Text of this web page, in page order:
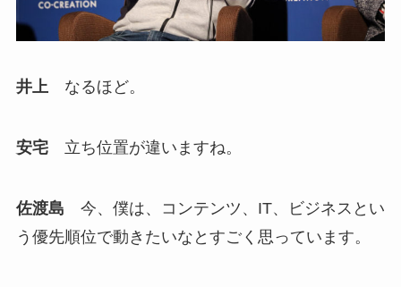
井上なるほど。
安宅立ち位置が違いますね。
佐渡島 今、僕は、コンテンツ、IT、ビジネスとい
う優先順位で動きたいなとすごく思っています。